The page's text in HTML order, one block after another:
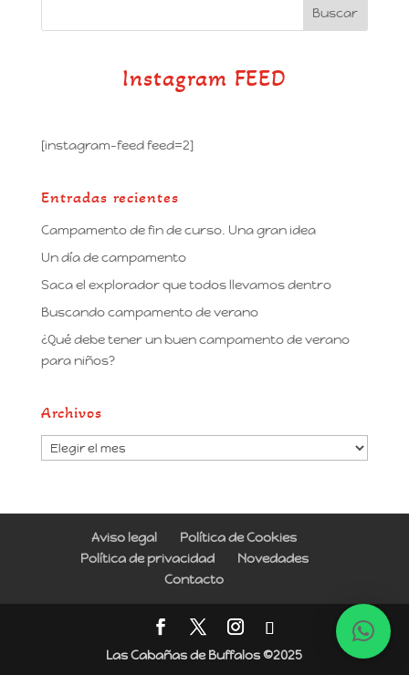
Instagram FEED
[instagram-feed feed=2]
Entradas recientes
Campamento de fin de curso. Una gran idea
Un día de campamento
Saca el explorador que todos llevamos dentro
Buscando campamento de verano
¿Qué debe tener un buen campamento de verano
para niños?
Archivos
Archivos
Aviso legal
Política de Cookies
Política de privacidad
Novedades
Contacto
Las Cabañas de Buffalos ©2025